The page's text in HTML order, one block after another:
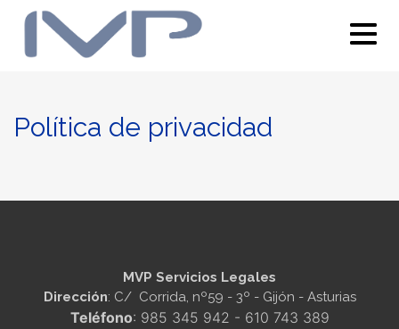
Política de privacidad
MVP Servicios Legales
Dirección: C/ Corrida, nº59 - 3º - Gijón - Asturias
Teléfono: 985 345 942 - 610 743 389